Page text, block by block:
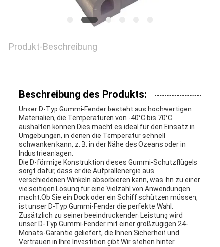
FÄLLE
SITEMAP
PRIVACY
POLICY
Produkt-Beschreibung
Beschreibung des Produkts:
Unser D-Typ Gummi-Fender besteht aus hochwertigen
Materialien, die Temperaturen von -40°C bis 70°C
aushalten können.Dies macht es ideal für den Einsatz in
Umgebungen, in denen die Temperatur schnell
schwanken kann, z. B. in der Nähe des Ozeans oder in
Industrieanlagen.
Die D-förmige Konstruktion dieses Gummi-Schutzflügels
sorgt dafür, dass er die Aufprallenergie aus
verschiedenen Winkeln absorbieren kann, was ihn zu einer
vielseitigen Lösung für eine Vielzahl von Anwendungen
macht.Ob Sie ein Dock oder ein Schiff schützen müssen,
ist unser D-Typ Gummi-Fender die perfekte Wahl.
Zusätzlich zu seiner beeindruckenden Leistung wird
unser D-Typ Gummi-Fender mit einer großzügigen 24-
Monats-Garantie geliefert, die Ihnen Sicherheit und
Vertrauen in Ihre Investition gibt.Wir stehen hinter